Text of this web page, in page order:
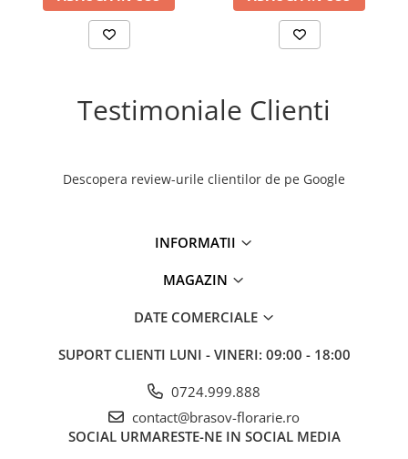
Testimoniale Clienti
Descopera review-urile clientilor de pe Google
INFORMATII
MAGAZIN
DATE COMERCIALE
SUPORT CLIENTI LUNI - VINERI: 09:00 - 18:00
0724.999.888
contact@brasov-florarie.ro
SOCIAL URMARESTE-NE IN SOCIAL MEDIA